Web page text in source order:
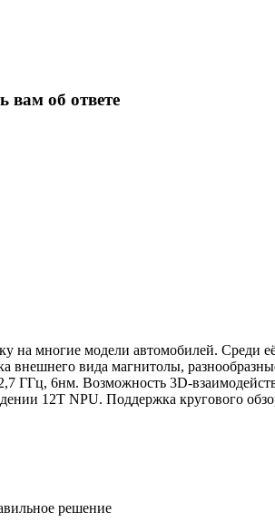
вам об ответе
на многие модели автомобилей. Среди
внешнего вида магнитолы,
ГГц, 6нм. Возможность 3D-
12T NPU. Поддержка кругового
решение